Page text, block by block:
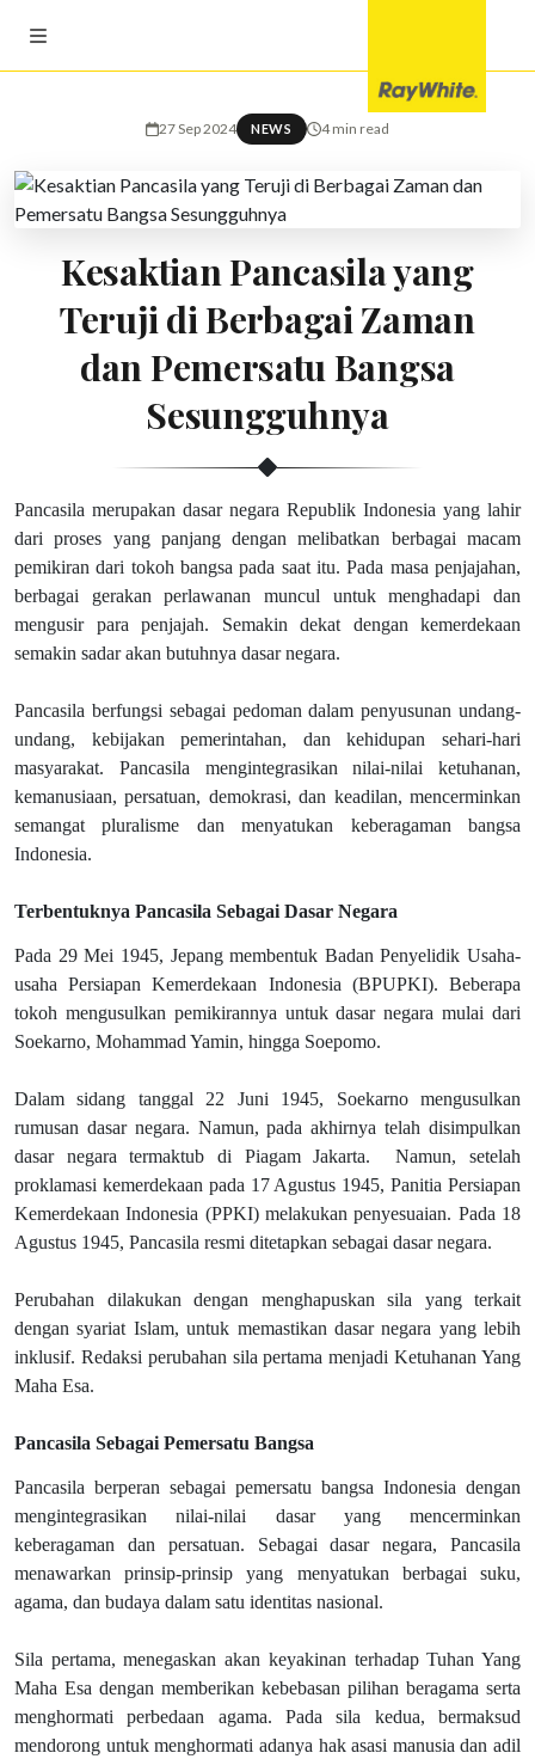
27 Sep 2024 NEWS 4 min read
Kesaktian Pancasila yang
Teruji di Berbagai Zaman
dan Pemersatu Bangsa
Sesungguhnya
Pancasila merupakan dasar negara Republik Indonesia yang lahir
dari proses yang panjang dengan melibatkan berbagai macam
pemikiran dari tokoh bangsa pada saat itu. Pada masa penjajahan,
berbagai gerakan perlawanan muncul untuk menghadapi dan
mengusir para penjajah. Semakin dekat dengan kemerdekaan
semakin sadar akan butuhnya dasar negara.
Pancasila berfungsi sebagai pedoman dalam penyusunan undang-
undang, kebijakan pemerintahan, dan kehidupan sehari-hari
masyarakat. Pancasila mengintegrasikan nilai-nilai ketuhanan,
kemanusiaan, persatuan, demokrasi, dan keadilan, mencerminkan
semangat pluralisme dan menyatukan keberagaman bangsa
Indonesia.
Terbentuknya Pancasila Sebagai Dasar Negara
Pada 29 Mei 1945, Jepang membentuk Badan Penyelidik Usaha-
usaha Persiapan Kemerdekaan Indonesia (BPUPKI). Beberapa
tokoh mengusulkan pemikirannya untuk dasar negara mulai dari
Soekarno, Mohammad Yamin, hingga Soepomo.
Dalam sidang tanggal 22 Juni 1945, Soekarno mengusulkan
rumusan dasar negara. Namun, pada akhirnya telah disimpulkan
dasar negara termaktub di Piagam Jakarta.
Namun, setelah
proklamasi kemerdekaan pada 17 Agustus 1945, Panitia Persiapan
Kemerdekaan Indonesia (PPKI) melakukan penyesuaian. Pada 18
Agustus 1945, Pancasila resmi ditetapkan sebagai dasar negara.
Perubahan dilakukan dengan menghapuskan sila yang terkait
dengan syariat Islam, untuk memastikan dasar negara yang lebih
inklusif. Redaksi perubahan sila pertama menjadi Ketuhanan Yang
Maha Esa.
Pancasila Sebagai Pemersatu Bangsa
Pancasila berperan sebagai pemersatu bangsa Indonesia dengan
mengintegrasikan nilai-nilai dasar yang mencerminkan
keberagaman dan persatuan. Sebagai dasar negara, Pancasila
menawarkan prinsip-prinsip yang menyatukan berbagai suku,
agama, dan budaya dalam satu identitas nasional.
Sila pertama, menegaskan akan keyakinan terhadap Tuhan Yang
Maha Esa dengan memberikan kebebasan pilihan beragama serta
menghormati perbedaan agama. Pada sila kedua, bermaksud
mendorong untuk menghormati adanya hak asasi manusia dan adil